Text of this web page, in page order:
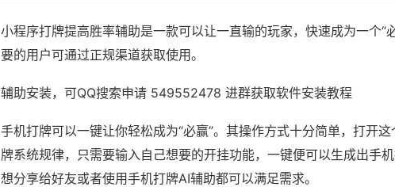
小程序打牌提高胜率辅助是一款可以让一直输的玩家，快速成为一个“
要的用户可通过正规渠道获取使用。
辅助安装，可QQ搜索申请 549552478 进群获取软件安装教程
手机打牌可以一键让你轻松成为“必赢”。其操作方式十分简单，打开
牌系统规律，只需要输入自己想要的开挂功能，一键便可以生成出手
想分享给好友或者使用手机打牌AI辅助都可以满足需求。